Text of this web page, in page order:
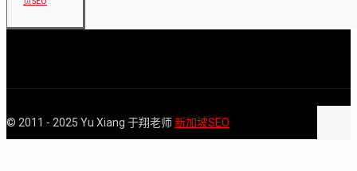
© 2011 - 2025 Yu Xiang 于翔老师新加坡SEO